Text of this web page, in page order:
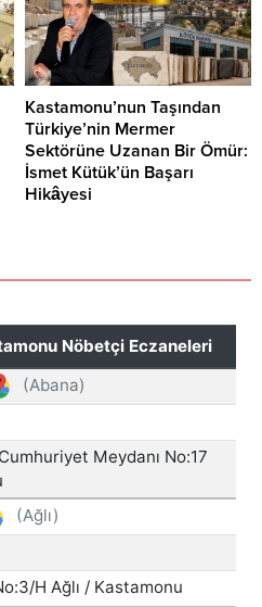
Kastamonu’nun Taşından
Türkiye’nin Mermer
Sektörüne Uzanan Bir Ömür:
İsmet Kütük’ün Başarı
Hikâyesi